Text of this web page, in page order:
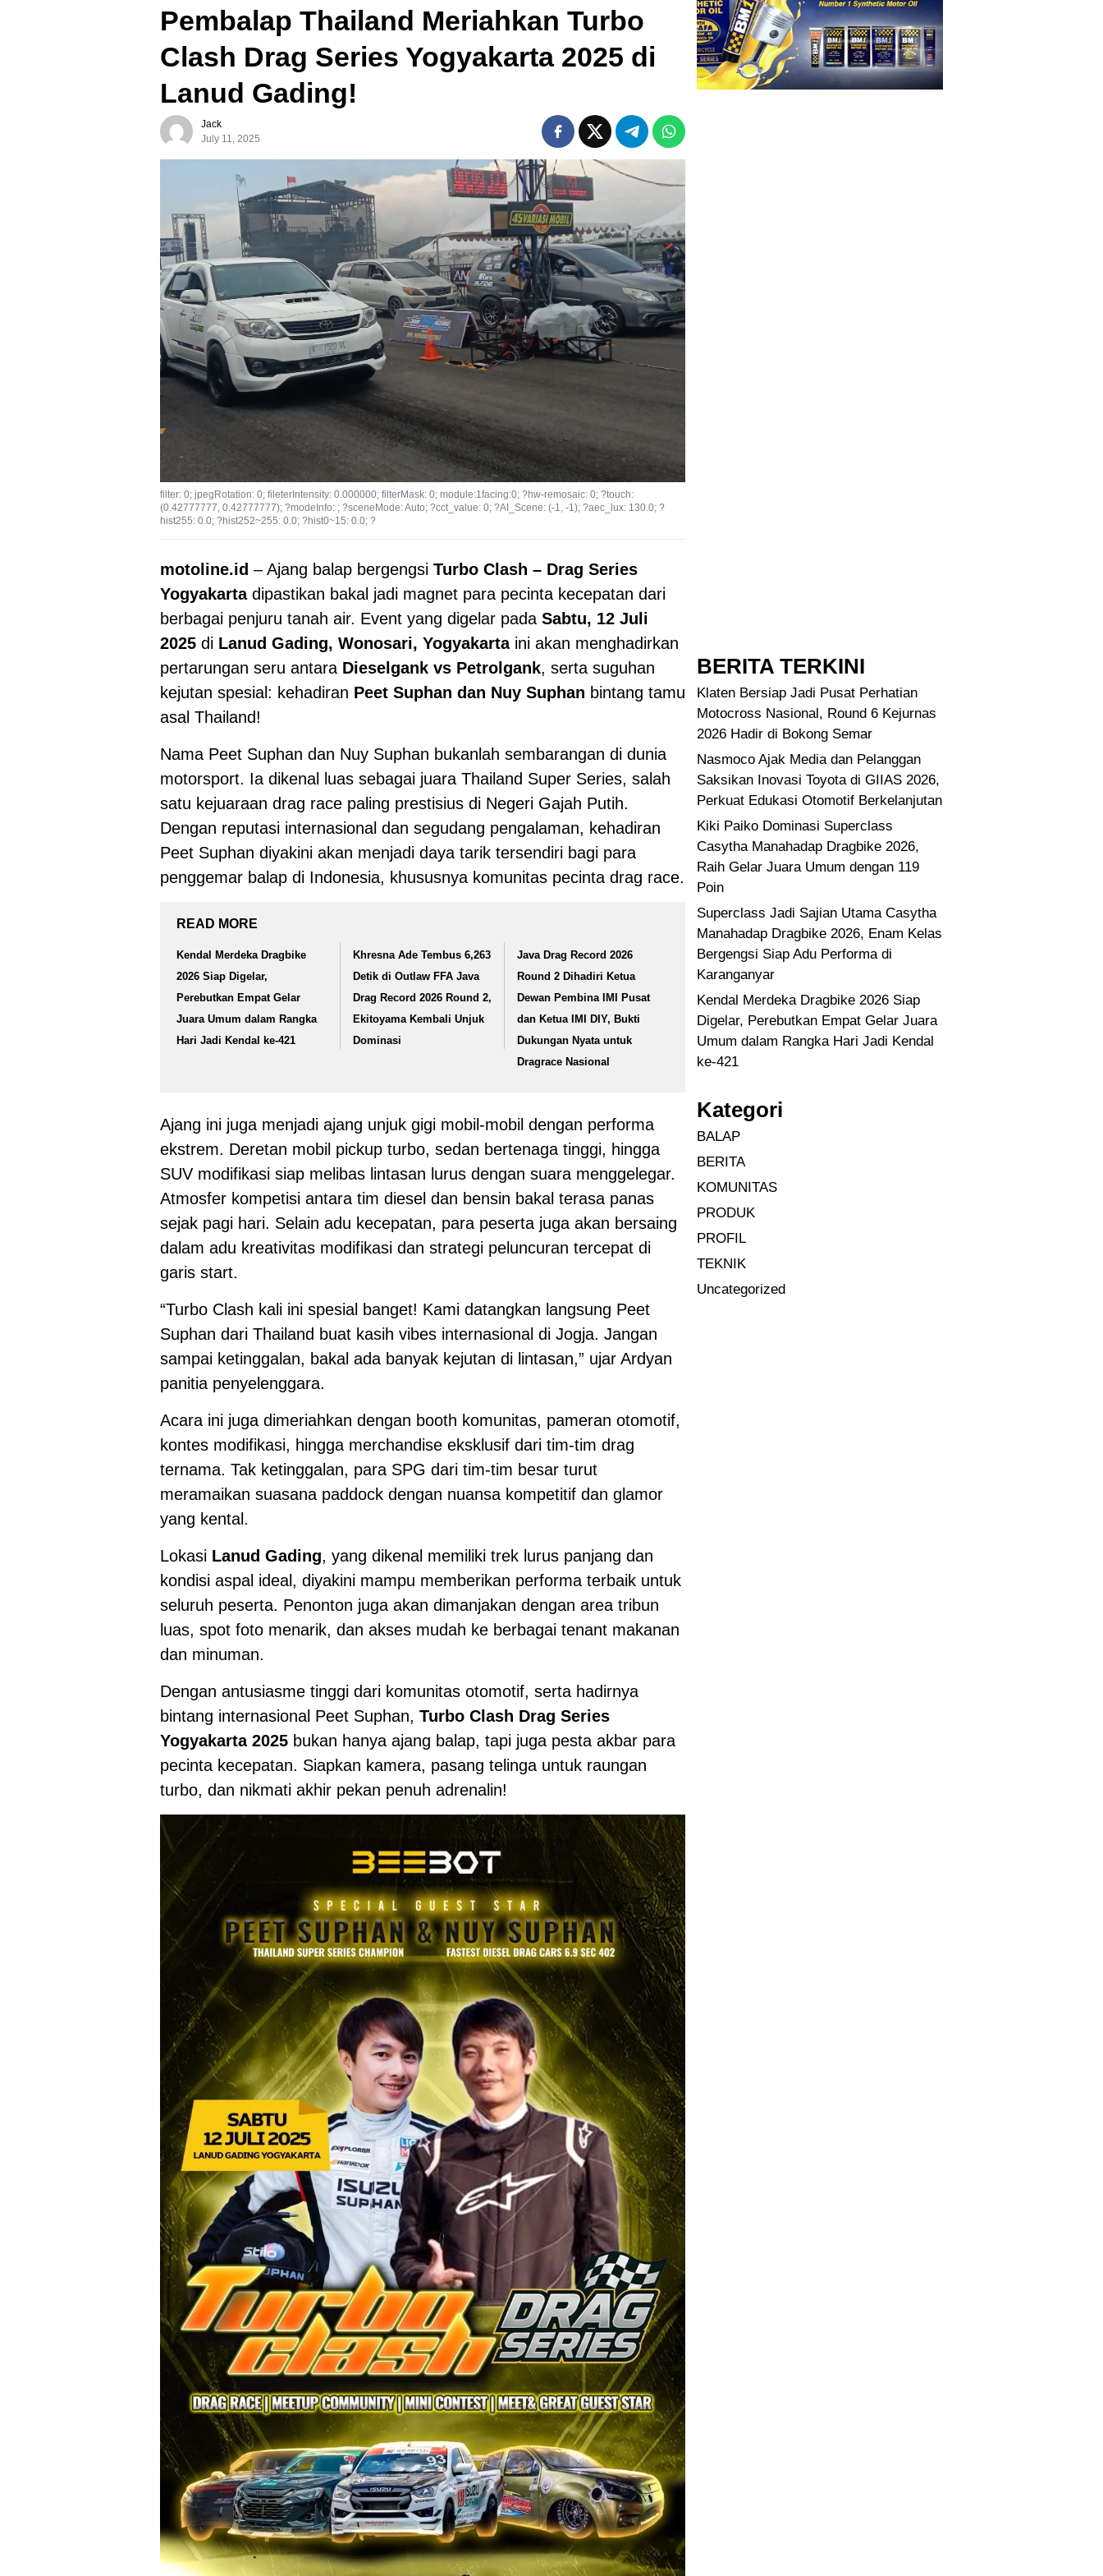
Pembalap Thailand Meriahkan Turbo
Clash Drag Series Yogyakarta 2025 di
Lanud Gading!
Jack
July 11, 2025
filter: 0; jpegRotation: 0; fileterIntensity: 0.000000; filterMask: 0; module:1facing:0; ?hw-remosaic: 0; ?touch:
(0.42777777, 0.42777777); ?modeInfo: ; ?sceneMode: Auto; ?cct_value: 0; ?AI_Scene: (-1, -1); ?aec_lux: 130.0; ?
hist255: 0.0; ?hist252~255: 0.0; ?hist0~15: 0.0; ?
motoline.id – Ajang balap bergengsi Turbo Clash – Drag Series
Yogyakartadipastikan bakal jadi magnet para pecinta kecepatan dari
berbagai penjuru tanah air. Event yang digelar pada Sabtu, 12 Juli
2025 di Lanud Gading, Wonosari, Yogyakartaini akan menghadirkan
pertarungan seru antara Dieselgank vs Petrolgank, serta suguhan
kejutan spesial: kehadiran Peet Suphan dan Nuy Suphan bintang tamu
asal Thailand!
Nama Peet Suphan dan Nuy Suphan bukanlah sembarangan di dunia
motorsport. Ia dikenal luas sebagai juara Thailand Super Series, salah
satu kejuaraan drag race paling prestisius di Negeri Gajah Putih.
Dengan reputasi internasional dan segudang pengalaman, kehadiran
Peet Suphan diyakini akan menjadi daya tarik tersendiri bagi para
penggemar balap di Indonesia, khususnya komunitas pecinta drag race.
READ MORE
Kendal Merdeka Dragbike
2026 Siap Digelar,
Perebutkan Empat Gelar
Juara Umum dalam Rangka
Hari Jadi Kendal ke-421
Khresna Ade Tembus 6,263
Detik di Outlaw FFA Java
Drag Record 2026 Round 2,
Ekitoyama Kembali Unjuk
Dominasi
Java Drag Record 2026
Round 2 Dihadiri Ketua
Dewan Pembina IMI Pusat
dan Ketua IMI DIY, Bukti
Dukungan Nyata untuk
Dragrace Nasional
Ajang ini juga menjadi ajang unjuk gigi mobil-mobil dengan performa
ekstrem. Deretan mobil pickup turbo, sedan bertenaga tinggi, hingga
SUV modifikasi siap melibas lintasan lurus dengan suara menggelegar.
Atmosfer kompetisi antara tim diesel dan bensin bakal terasa panas
sejak pagi hari. Selain adu kecepatan, para peserta juga akan bersaing
dalam adu kreativitas modifikasi dan strategi peluncuran tercepat di
garis start.
“Turbo Clash kali ini spesial banget! Kami datangkan langsung Peet
Suphan dari Thailand buat kasih vibes internasional di Jogja. Jangan
sampai ketinggalan, bakal ada banyak kejutan di lintasan,” ujar Ardyan
panitia penyelenggara.
Acara ini juga dimeriahkan dengan booth komunitas, pameran otomotif,
kontes modifikasi, hingga merchandise eksklusif dari tim-tim drag
ternama. Tak ketinggalan, para SPG dari tim-tim besar turut
meramaikan suasana paddock dengan nuansa kompetitif dan glamor
yang kental.
Lokasi Lanud Gading, yang dikenal memiliki trek lurus panjang dan
kondisi aspal ideal, diyakini mampu memberikan performa terbaik untuk
seluruh peserta. Penonton juga akan dimanjakan dengan area tribun
luas, spot foto menarik, dan akses mudah ke berbagai tenant makanan
dan minuman.
Dengan antusiasme tinggi dari komunitas otomotif, serta hadirnya
bintang internasional Peet Suphan, Turbo Clash Drag Series
Yogyakarta 2025 bukan hanya ajang balap, tapi juga pesta akbar para
pecinta kecepatan. Siapkan kamera, pasang telinga untuk raungan
turbo, dan nikmati akhir pekan penuh adrenalin!
BERITA TERKINI
Klaten Bersiap Jadi Pusat Perhatian
Motocross Nasional, Round 6 Kejurnas
2026 Hadir di Bokong Semar
Nasmoco Ajak Media dan Pelanggan
Saksikan Inovasi Toyota di GIIAS 2026,
Perkuat Edukasi Otomotif Berkelanjutan
Kiki Paiko Dominasi Superclass
Casytha Manahadap Dragbike 2026,
Raih Gelar Juara Umum dengan 119
Poin
Superclass Jadi Sajian Utama Casytha
Manahadap Dragbike 2026, Enam Kelas
Bergengsi Siap Adu Performa di
Karanganyar
Kendal Merdeka Dragbike 2026 Siap
Digelar, Perebutkan Empat Gelar Juara
Umum dalam Rangka Hari Jadi Kendal
ke-421
Kategori
BALAP
BERITA
KOMUNITAS
PRODUK
PROFIL
TEKNIK
Uncategorized